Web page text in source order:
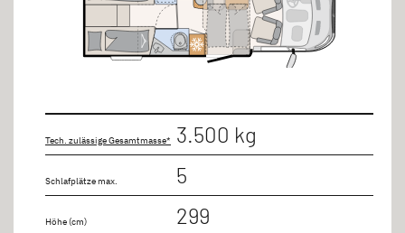
Tech. zulässige Gesamtmasse* 3.500 kg
Schlafplätze max. 5
Höhe (cm) 299